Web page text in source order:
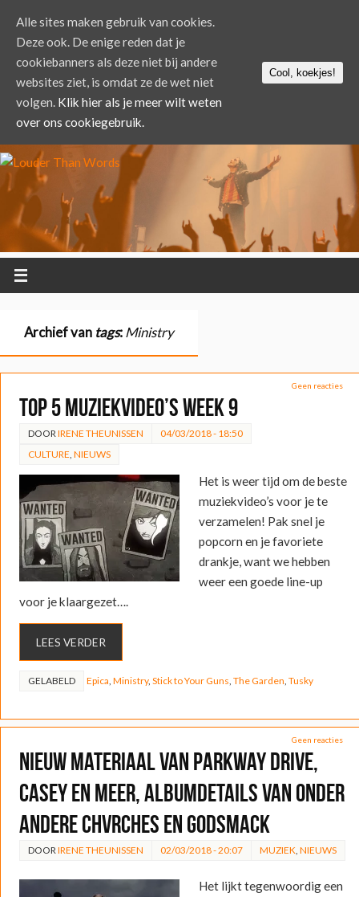
Archief van tags:Ministry
Geen reacties
Top 5 muziekvideo’s week 9
DOOR IRENE THEUNISSEN
04/03/2018 - 18:50
CULTURE NIEUWS
Het is weer tijd om de beste
muziekvideo’s voor je te
verzamelen! Pak snel je
popcorn en je favoriete
drankje, want we hebben
weer een goede line-up
voor je klaargezet….
LEES VERDER
GELABELD Epica Ministry, Stick to Your Guns The Garden Tusky
Geen reacties
Nieuw materiaal van Parkway Drive,
Casey en meer, albumdetails van onder
andere CHVRCHES en Godsmack
DOOR IRENE THEUNISSEN 02/03/2018 - 20:07 MUZIEK NIEUWS
Het lijkt tegenwoordig een
Alle sites maken gebruik van cookies.
Deze ook. De enige reden dat je
cookiebanners als deze niet bij andere
websites ziet, is omdat ze de wet niet
volgen. Klik hier als je meer wilt weten
over ons cookiegebruik.
Cool, koekjes!